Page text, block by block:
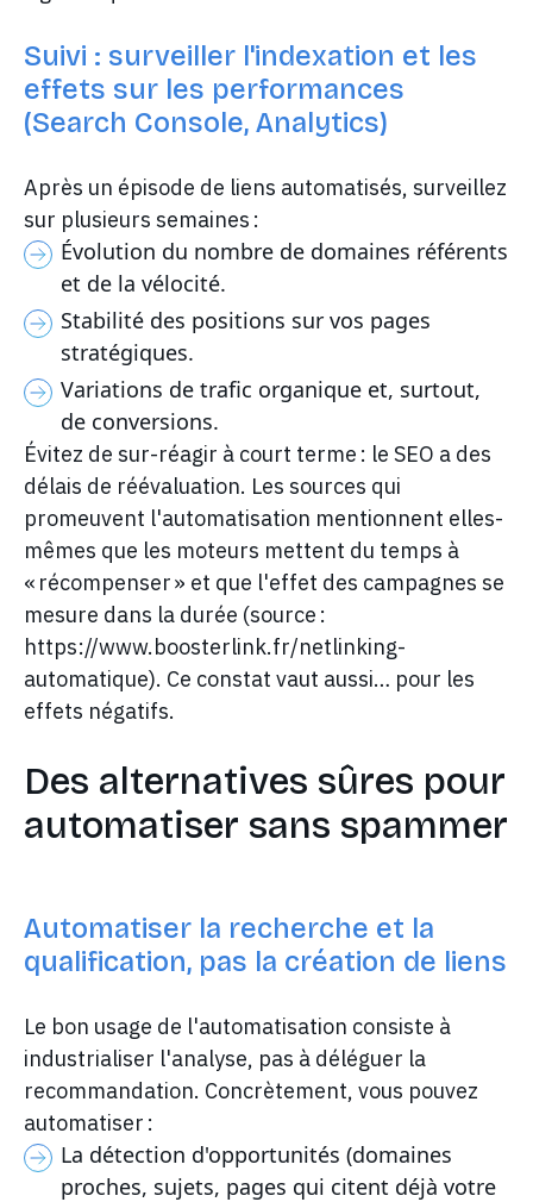
Suivi : surveiller l'indexation et les
effets sur les performances
(Search Console, Analytics)
Après un épisode de liens automatisés, surveillez
sur plusieurs semaines :
Évolution du nombre de domaines référents
et de la vélocité.
Stabilité des positions sur vos pages
stratégiques.
Variations de trafic organique et, surtout,
de conversions.
Évitez de sur-réagir à court terme : le SEO a des
délais de réévaluation. Les sources qui
promeuvent l'automatisation mentionnent elles-
mêmes que les moteurs mettent du temps à
« récompenser » et que l'effet des campagnes se
mesure dans la durée (source :
https://www.boosterlink.fr/netlinking-
automatique). Ce constat vaut aussi… pour les
effets négatifs.
Des alternatives sûres pour
automatiser sans spammer
Automatiser la recherche et la
qualification, pas la création de liens
Le bon usage de l'automatisation consiste à
industrialiser l'analyse, pas à déléguer la
recommandation. Concrètement, vous pouvez
automatiser :
La détection d'opportunités (domaines
proches, sujets, pages qui citent déjà votre